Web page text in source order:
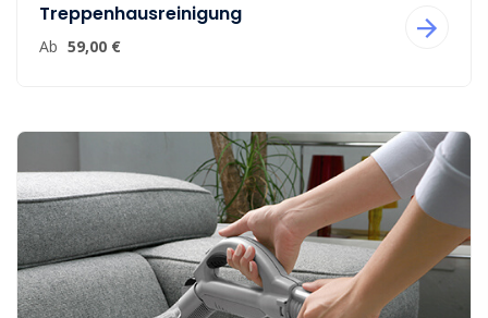
Treppenhausreinigung
Ab 59,00 €